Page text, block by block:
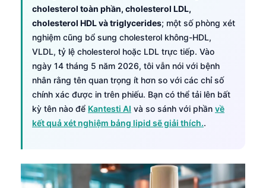
cholesterol toàn phần, cholesterol LDL,
cholesterol HDL và triglycerides; một số phòng xét
nghiệm cũng bổ sung cholesterol không-HDL,
VLDL, tỷ lệ cholesterol hoặc LDL trực tiếp. Vào
ngày 14 tháng 5 năm 2026, tôi vẫn nói với bệnh
nhân rằng tên quan trọng ít hơn so với các chỉ số
chính xác được in trên phiếu. Bạn có thể tải lên bất
kỳ tên nào để Kantesti AI và so sánh với phần về
kết quả xét nghiệm bảng lipid sẽ giải thích..